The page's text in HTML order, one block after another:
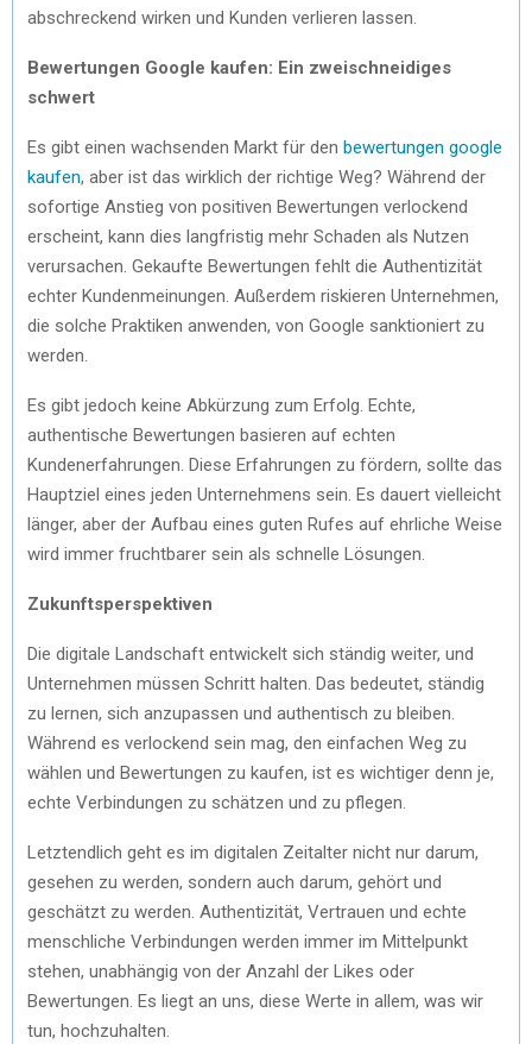
abschreckend wirken und Kunden verlieren lassen.
Bewertungen Google kaufen: Ein zweischneidiges
schwert
Es gibt einen wachsenden Markt für den bewertungen google
kaufen, aber ist das wirklich der richtige Weg? Während der
sofortige Anstieg von positiven Bewertungen verlockend
erscheint, kann dies langfristig mehr Schaden als Nutzen
verursachen. Gekaufte Bewertungen fehlt die Authentizität
echter Kundenmeinungen. Außerdem riskieren Unternehmen,
die solche Praktiken anwenden, von Google sanktioniert zu
werden.
Es gibt jedoch keine Abkürzung zum Erfolg. Echte,
authentische Bewertungen basieren auf echten
Kundenerfahrungen. Diese Erfahrungen zu fördern, sollte das
Hauptziel eines jeden Unternehmens sein. Es dauert vielleicht
länger, aber der Aufbau eines guten Rufes auf ehrliche Weise
wird immer fruchtbarer sein als schnelle Lösungen.
Zukunftsperspektiven
Die digitale Landschaft entwickelt sich ständig weiter, und
Unternehmen müssen Schritt halten. Das bedeutet, ständig
zu lernen, sich anzupassen und authentisch zu bleiben.
Während es verlockend sein mag, den einfachen Weg zu
wählen und Bewertungen zu kaufen, ist es wichtiger denn je,
echte Verbindungen zu schätzen und zu pflegen.
Letztendlich geht es im digitalen Zeitalter nicht nur darum,
gesehen zu werden, sondern auch darum, gehört und
geschätzt zu werden. Authentizität, Vertrauen und echte
menschliche Verbindungen werden immer im Mittelpunkt
stehen, unabhängig von der Anzahl der Likes oder
Bewertungen. Es liegt an uns, diese Werte in allem, was wir
tun, hochzuhalten.